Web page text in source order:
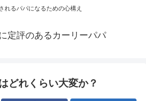
れるパパになるための心構え
定評のあるカーリーパパ
どれくらい大変か？